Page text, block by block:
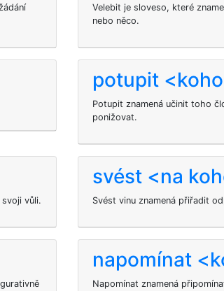
Velebit je sloveso, které
nebo něco.
potupit
Potupit znamená učinit toho
ponižovat.
vůli.
svést <na
Svést vinu znamená přiřadit
napomínat
Napomínat znamená